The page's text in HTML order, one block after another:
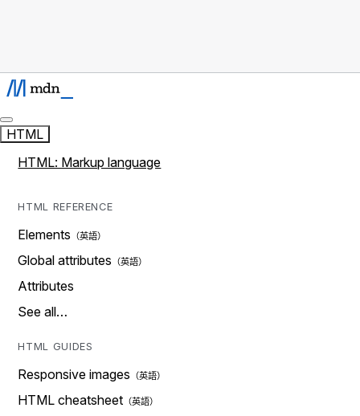
HTML
HTML: Markup language
HTML REFERENCE
Elements
Global attributes
Attributes
See all…
HTML GUIDES
Responsive images
HTML cheatsheet